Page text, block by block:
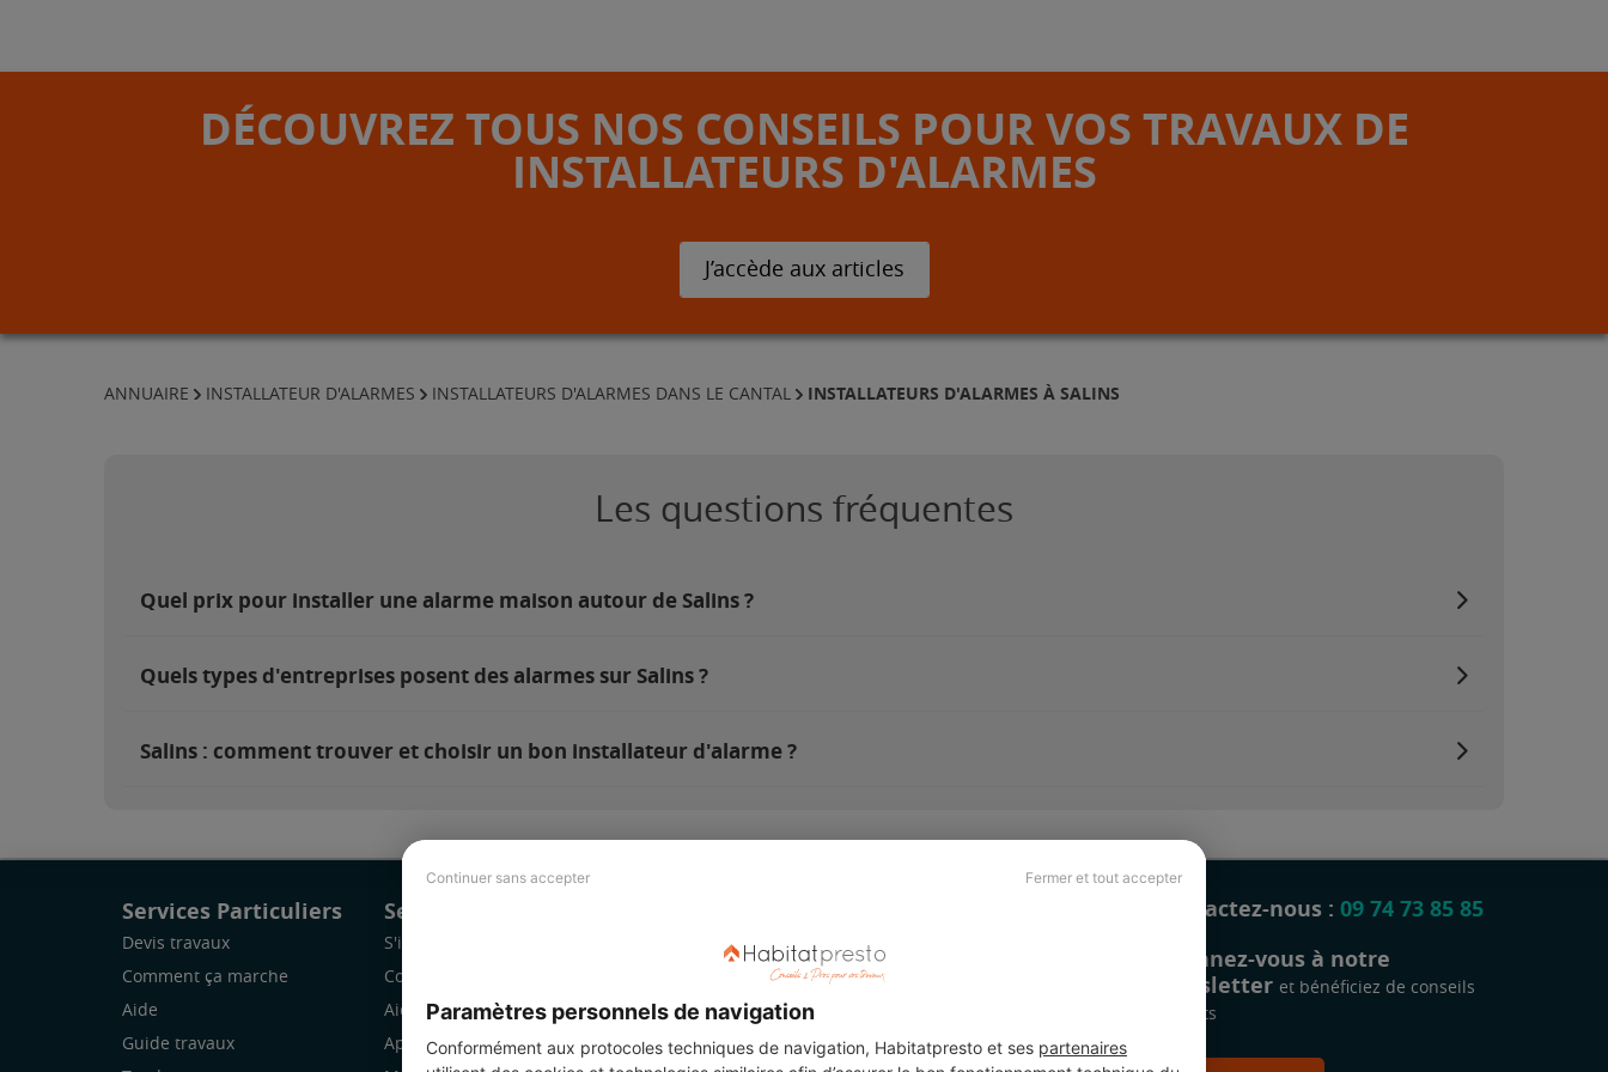
Continuer sans accepter Fermer et tout accepter
Paramètres personnels de navigation
Conformément aux protocoles techniques de navigation, Habitatpresto et ses partenaires
DÉCOUVREZ TOUS NOS CONSEILS POUR VOS TRAVAUX DE
INSTALLATEURS D'ALARMES
J’accède aux articles
ANNUAIRE INSTALLATEUR D'ALARMES INSTALLATEURS D'ALARMES DANS LE CANTAL INSTALLATEURS D'ALARMES À SALINS
Les questions fréquentes
Quel prix pour installer une alarme maison autour de Salins ?
Quels types d'entreprises posent des alarmes sur Salins ?
Salins : comment trouver et choisir un bon installateur d'alarme ?
Services Particuliers
Devis travaux
Comment ça marche
Aide
Guide travaux
Services Pro
S'inscrire
Comment ça marche
Aide
Application Mobile
Revue de presse
Légal
Contactez-nous : 09 74 73 85 85
Abonnez-vous à notre
newsletter et bénéficiez de conseils
gratuits